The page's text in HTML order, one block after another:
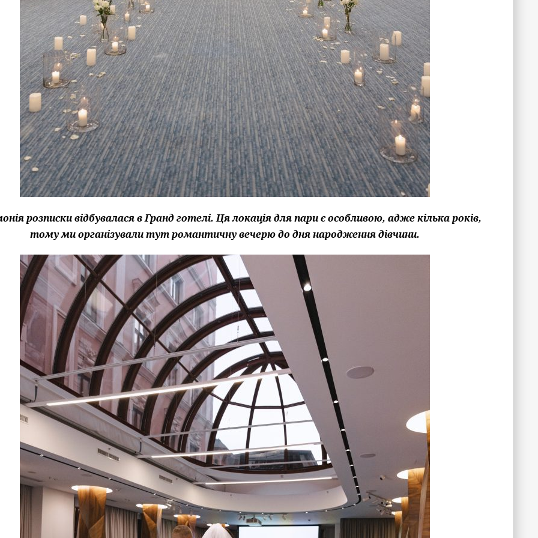
розписки відбувалася в Гранд готелі. Ця локація для пари є особливою, адже кілька років,
тому ми організували тут романтичну вечерю до дня народження дівчини.